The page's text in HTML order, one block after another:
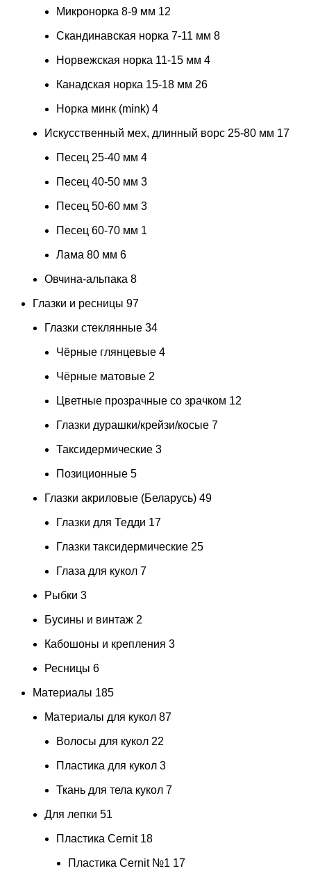
Микронорка 8-9 мм 12
Скандинавская норка 7-11 мм 8
Норвежская норка 11-15 мм 4
Канадская норка 15-18 мм 26
Норка минк (mink) 4
Искусственный мех, длинный ворс 25-80 мм 17
Песец 25-40 мм 4
Песец 40-50 мм 3
Песец 50-60 мм 3
Песец 60-70 мм 1
Лама 80 мм 6
Овчина-альпака 8
Глазки и ресницы 97
Глазки стеклянные 34
Чёрные глянцевые 4
Чёрные матовые 2
Цветные прозрачные со зрачком 12
Глазки дурашки/крейзи/косые 7
Таксидермические 3
Позиционные 5
Глазки акриловые (Беларусь) 49
Глазки для Тедди 17
Глазки таксидермические 25
Глаза для кукол 7
Рыбки 3
Бусины и винтаж 2
Кабошоны и крепления 3
Ресницы 6
Материалы 185
Материалы для кукол 87
Волосы для кукол 22
Пластика для кукол 3
Ткань для тела кукол 7
Для лепки 51
Пластика Cernit 18
Пластика Cernit №1 17